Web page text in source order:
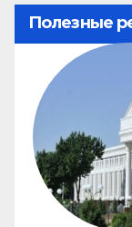
Полезные